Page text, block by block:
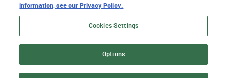
© 2026 Semperis. Tutti i diritti riservati.
information, see our Privacy Policy.
Cookies Settings
Options